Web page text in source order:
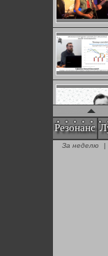
Резонанс
За неделю
|